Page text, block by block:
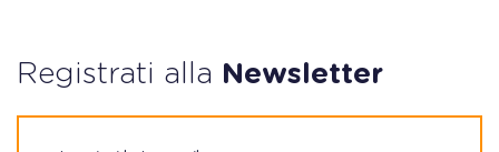
Registrati alla Newsletter